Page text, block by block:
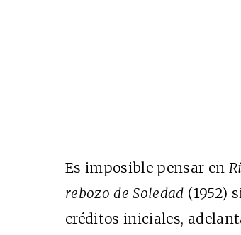
Es imposible pensar en
rebozo de Soledad (1952)
créditos iniciales,